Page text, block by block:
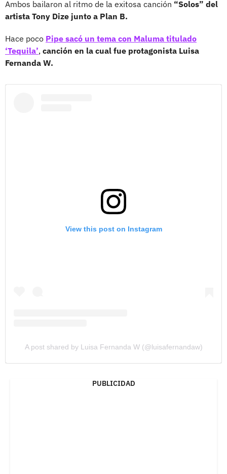
Ambos bailaron al ritmo de la exitosa canción “Solos” del
artista Tony Dize junto a Plan B.
Hace poco Pipe sacó un tema con Maluma titulado
‘Tequila’, canción en la cual fue protagonista Luisa
Fernanda W.
View this post on Instagram
A post shared by Luisa Fernanda W (@luisafernandaw)
PUBLICIDAD